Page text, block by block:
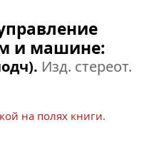
и машине:
Изд. стереот.
на полях книги.